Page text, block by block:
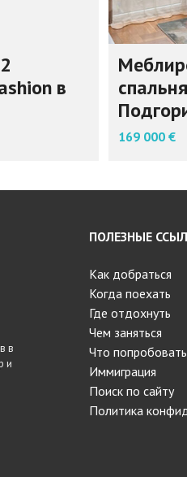
в
169 000 €
в
и
ПОЛЕЗНЫЕ
Как добраться
Когда поехать
Где отдохнуть
Чем заняться
Что попробовать
Иммиграция
Поиск по сайту
Политика